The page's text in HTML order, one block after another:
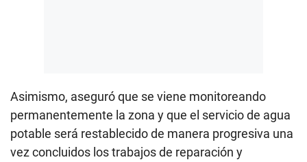
Asimismo, aseguró que se viene monitoreando
permanentemente la zona y que el servicio de agua
potable será restablecido de manera progresiva una
vez concluidos los trabajos de reparación y